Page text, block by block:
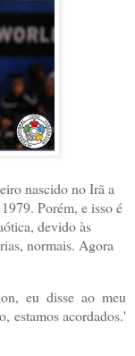
nascido no Irã a
Porém, e isso é
devido às
normais. Agora
eu disse ao meu
estamos acordados.'